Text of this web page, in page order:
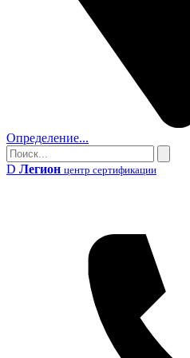
Определение...
Поиск
Поиск
D Легион центр сертификации